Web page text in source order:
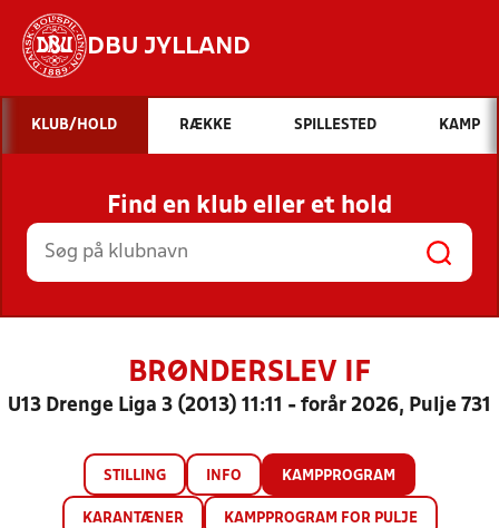
DBU JYLLAND
Hvad vil du søge efter?
INDHOLD OG NYHEDER
STILLINGER, RESULTATER, KLUBBER OG
HOLD
KLUB/HOLD RÆKKE SPILLESTED KAMP
Find en klub eller et hold
BRØNDERSLEV IF
U13 Drenge Liga 3 (2013) 11:11 - forår 2026, Pulje 731
STILLING INFO KAMPPROGRAM
KARANTÆNER KAMPPROGRAM FOR PULJE